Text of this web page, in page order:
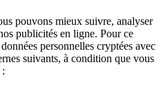
pouvons mieux suivre, analyser
publicités en ligne. Pour ce
personnelles cryptées avec
suivants, à condition que vous